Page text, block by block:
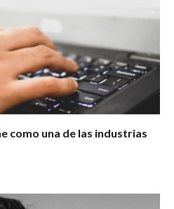
como una de las industrias